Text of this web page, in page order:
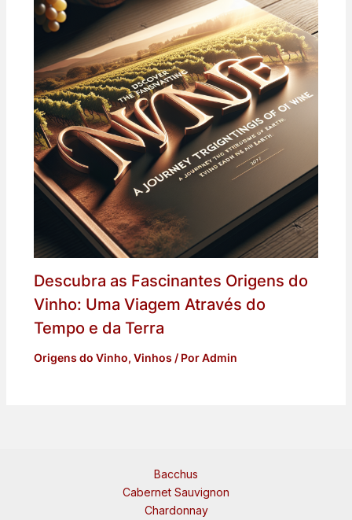
Descubra as Fascinantes Origens do
Vinho: Uma Viagem Através do
Tempo e da Terra
Origens do Vinho, Vinhos / PorAdmin
Bacchus
Cabernet Sauvignon
Chardonnay